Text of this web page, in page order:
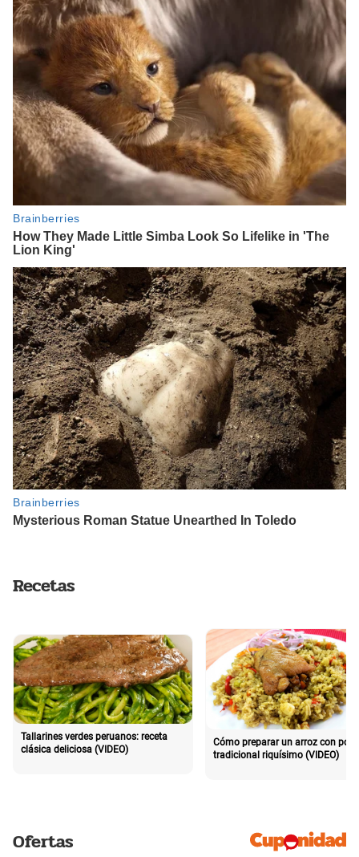
Recetas
Tallarines verdes peruanos: receta
clásica deliciosa (VIDEO)
Cómo preparar un arroz con pollo
tradicional riquísimo (VIDEO)
Ofertas